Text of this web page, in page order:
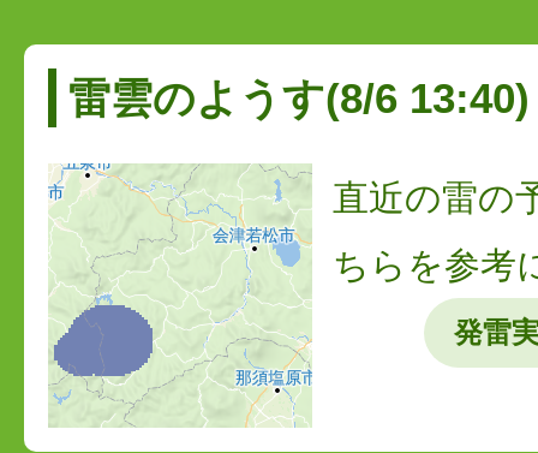
雷雲のようす(8/6 13:40)
直近の雷の
ちらを参考
発雷